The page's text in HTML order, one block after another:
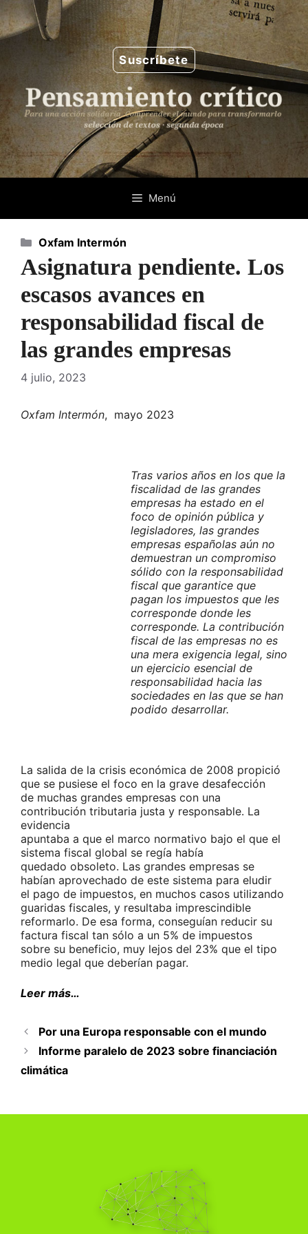
Saltar
al
contenido
Suscríbete
Menú
Asignatura pendiente. Los
escasos avances en
responsabilidad fiscal de
las grandes empresas
4 julio, 2023
Oxfam Intermón, mayo 2023
Tras varios años en los que la
fiscalidad de las grandes
empresas ha estado en el
foco de opinión pública y
legisladores, las grandes
empresas españolas aún no
demuestran un compromiso
sólido con la responsabilidad
fiscal que garantice que
pagan los impuestos que les
corresponde donde les
corresponde. La contribución
fiscal de las empresas no es
una mera exigencia legal, sino
un ejercicio esencial de
responsabilidad hacia las
sociedades en las que se han
podido desarrollar.
La salida de la crisis económica de 2008 propició
que se pusiese el foco en la grave desafección
de muchas grandes empresas con una
contribución tributaria justa y responsable. La
evidencia
apuntaba a que el marco normativo bajo el que el
sistema fiscal global se regía había
quedado obsoleto. Las grandes empresas se
habían aprovechado de este sistema para eludir
el pago de impuestos, en muchos casos utilizando
guaridas fiscales, y resultaba imprescindible
reformarlo. De esa forma, conseguían reducir su
factura fiscal tan sólo a un 5% de impuestos
sobre su beneficio, muy lejos del 23% que el tipo
medio legal que deberían pagar.
Leer más…
Categorías
Oxfam Intermón
Por una Europa responsable con el mundo
Informe paralelo de 2023 sobre financiación
climática